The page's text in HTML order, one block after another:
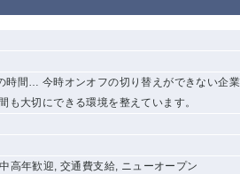
時間… 今時オンオフの切り替えができない企
も大切にできる環境を整えています。
高年歓迎, 交通費支給, ニューオープン